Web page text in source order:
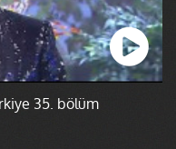
35. bölüm